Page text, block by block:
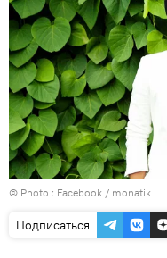
© Photo : Facebook / monatik
Подписаться